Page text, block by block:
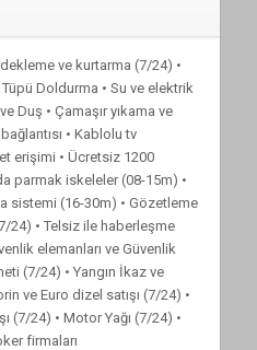
ve kurtarma (7/24) •
Doldurma • Su ve elektrik
Duş • Çamaşır yıkama ve
• Kablolu tv
erişimi • Ücretsiz 1200
parmak iskeleler (08-15m) •
sistemi (16-30m) • Gözetleme
24) • Telsiz ile haberleşme
elemanları ve Güvenlik
(7/24) • Yangın İkaz ve
ve Euro dizel satışı (7/24) •
(7/24) • Motor Yağı (7/24) •
firmaları